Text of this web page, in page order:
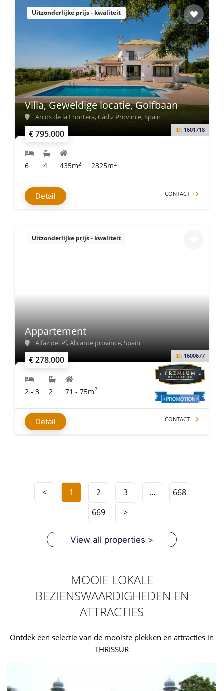
Uitzonderlijke prijs - kwaliteit
€ 795.000 ID: 1601718
Villa, Geweldige locatie, Golfbaan
Arcos de la Frontera, Cádiz Province, Spain
6 4 435m2 2325m2
Detail CONTACT
Uitzonderlijke prijs - kwaliteit
€ 278.000 ID: 1600677
Appartement
Alfaz del Pí, Alicante province, Spain
2 - 3 2 71 - 75m2
Detail CONTACT
< 1 2 3 …
668
669
>
View all properties >
MOOIE LOKALE
BEZIENSWAARDIGHEDEN EN
ATTRACTIES
Ontdek een selectie van de mooiste plekken en attracties in
THRISSUR